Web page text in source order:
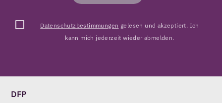
Datenschutzbestimmungen gelesen und akzeptiert. Ich
kann mich jederzeit wieder abmelden.
DFP